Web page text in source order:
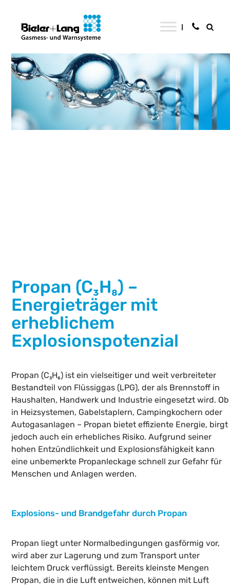
Propan (C₃H₈) –
Energieträger mit
erheblichem
Explosionspotenzial
Propan (C₃H₈) ist ein vielseitiger und weit verbreiteter
Bestandteil von Flüssiggas (LPG), der als Brennstoff in
Haushalten, Handwerk und Industrie eingesetzt wird. Ob
in Heizsystemen, Gabelstaplern, Campingkochern oder
Autogasanlagen – Propan bietet effiziente Energie, birgt
jedoch auch ein erhebliches Risiko. Aufgrund seiner
hohen Entzündlichkeit und Explosionsfähigkeit kann
eine unbemerkte Propanleckage schnell zur Gefahr für
Menschen und Anlagen werden.
Explosions- und Brandgefahr durch Propan
Propan liegt unter Normalbedingungen gasförmig vor,
wird aber zur Lagerung und zum Transport unter
leichtem Druck verflüssigt. Bereits kleinste Mengen
Propan, die in die Luft entweichen, können mit Luft